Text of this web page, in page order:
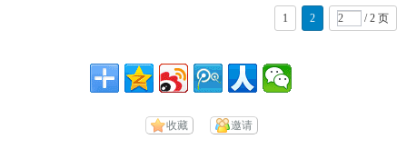
1 2 / 2 页
收藏 邀请